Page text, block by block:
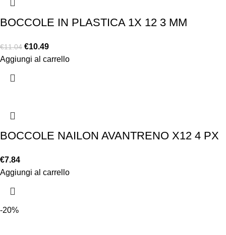
BOCCOLE IN PLASTICA 1X 12 3 MM
€11.04 €10.49
Aggiungi al carrello
BOCCOLE NAILON AVANTRENO X12 4 PX
€7.84
Aggiungi al carrello
-20%